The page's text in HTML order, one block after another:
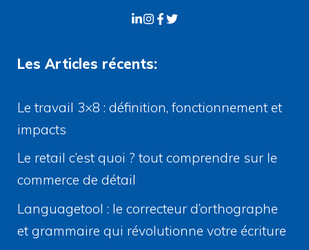
Les Articles récents:
Le travail 3×8 : définition, fonctionnement et
impacts
Le retail c’est quoi ? tout comprendre sur le
commerce de détail
Languagetool : le correcteur d’orthographe
et grammaire qui révolutionne votre écriture